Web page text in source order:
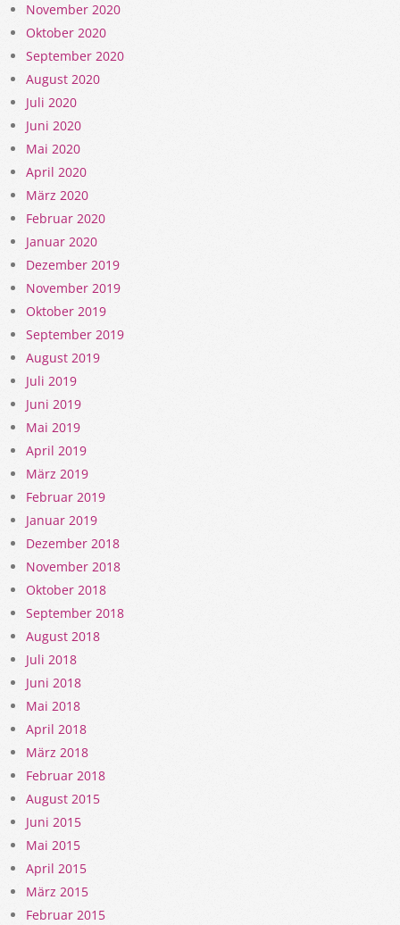
November 2020
Oktober 2020
September 2020
August 2020
Juli 2020
Juni 2020
Mai 2020
April 2020
März 2020
Februar 2020
Januar 2020
Dezember 2019
November 2019
Oktober 2019
September 2019
August 2019
Juli 2019
Juni 2019
Mai 2019
April 2019
März 2019
Februar 2019
Januar 2019
Dezember 2018
November 2018
Oktober 2018
September 2018
August 2018
Juli 2018
Juni 2018
Mai 2018
April 2018
März 2018
Februar 2018
August 2015
Juni 2015
Mai 2015
April 2015
März 2015
Februar 2015